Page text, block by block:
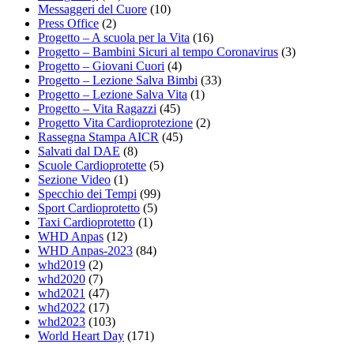
Messaggeri del Cuore (10)
Press Office (2)
Progetto – A scuola per la Vita (16)
Progetto – Bambini Sicuri al tempo Coronavirus (3)
Progetto – Giovani Cuori (4)
Progetto – Lezione Salva Bimbi (33)
Progetto – Lezione Salva Vita (1)
Progetto – Vita Ragazzi (45)
Progetto Vita Cardioprotezione (2)
Rassegna Stampa AICR (45)
Salvati dal DAE (8)
Scuole Cardioprotette (5)
Sezione Video (1)
Specchio dei Tempi (99)
Sport Cardioprotetto (5)
Taxi Cardioprotetto (1)
WHD Anpas (12)
WHD Anpas-2023 (84)
whd2019 (2)
whd2020 (7)
whd2021 (47)
whd2022 (17)
whd2023 (103)
World Heart Day (171)